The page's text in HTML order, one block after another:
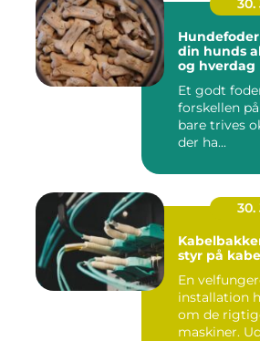
30.
din hunds
og hverdag
Et godt
forskellen
bare trives
der ha...
30.
styr på
En
installation
om de
maskiner.